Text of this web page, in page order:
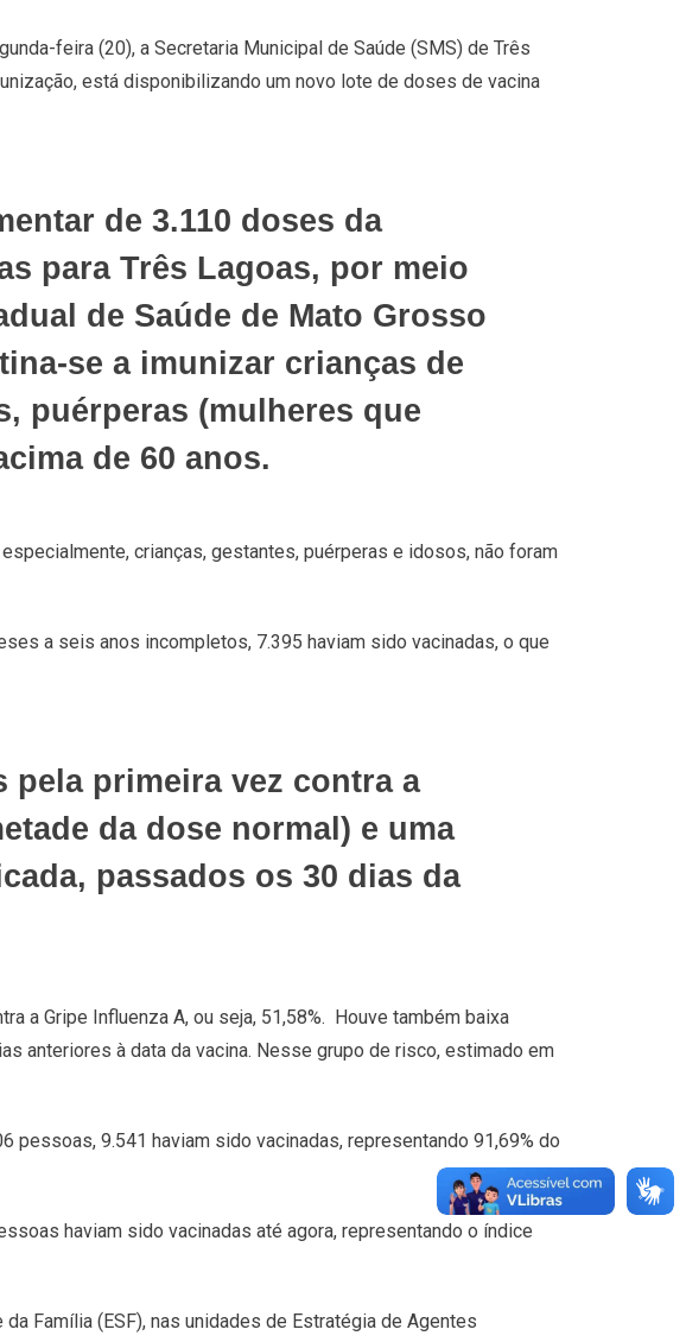
feira (20), a Secretaria Municipal de Saúde (SMS) de Três
está disponibilizando um novo lote de doses de vacina
de 3.110 doses da
para Três Lagoas, por meio
de Saúde de Mato Grosso
se a imunizar crianças de
puérperas (mulheres que
de 60 anos.
crianças, gestantes, puérperas e idosos, não foram
a seis anos incompletos, 7.395 haviam sido vacinadas, o que
pela primeira vez contra a
da dose normal) e uma
passados os 30 dias da
a Gripe Influenza A, ou seja, 51,58%. Houve também baixa
anteriores à data da vacina. Nesse grupo de risco, estimado em
9.541 haviam sido vacinadas, representando 91,69% do
haviam sido vacinadas até agora, representando o índice
Família (ESF), nas unidades de Estratégia de Agentes